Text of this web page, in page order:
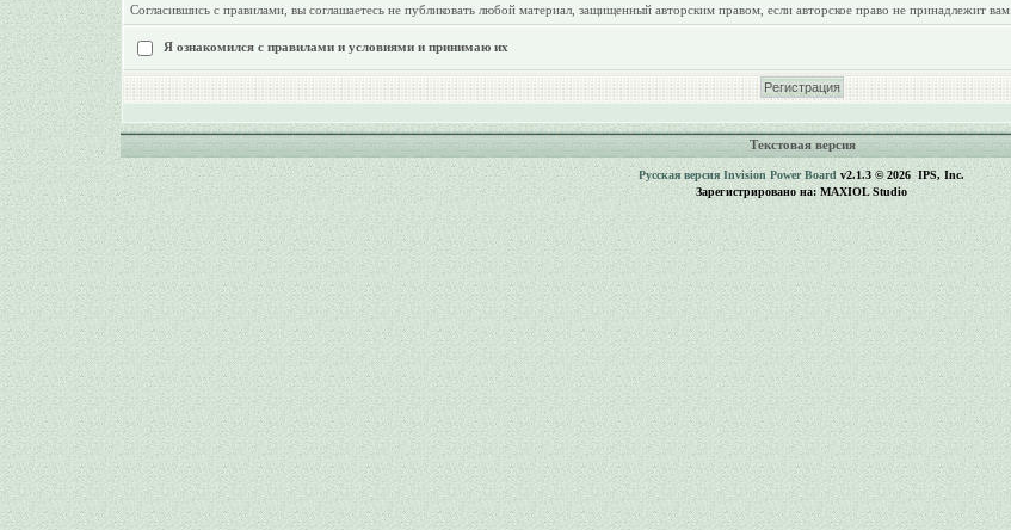
Согласившись с правилами, вы соглашаетесь не публиковать любой материал, защищенный авторским правом, если авторское право не принадлежит вам.
Я ознакомился с правилами и условиями и принимаю их
Текстовая версия
Русская версия Invision Power Boardv2.1.3 © 2026 IPS, Inc.
Зарегистрировано на: MAXIOL Studio